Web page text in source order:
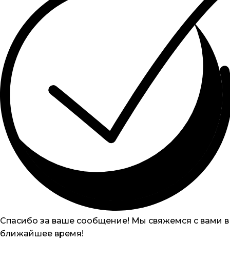
Спасибо за ваше сообщение! Мы свяжемся с вами в
ближайшее время!